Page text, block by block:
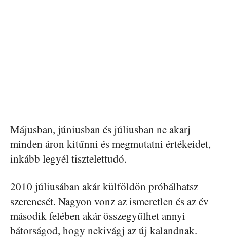
Májusban, júniusban és júliusban ne akarj
minden áron kitűnni és megmutatni értékeidet,
inkább legyéltisztelettudó.
2010 júliusában akár külföldön próbálhatsz
szerencsét. Nagyon vonz az ismeretlen és az év
második felében akár összegyűlhet annyi
bátorságod, hogy nekivágj az új kalandnak.